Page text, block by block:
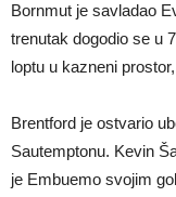
Bornmut je savladao
trenutak dogodio se u
loptu u kazneni
Brentford je ostvario
Sautemptonu. Kevin
je Embuemo svojim